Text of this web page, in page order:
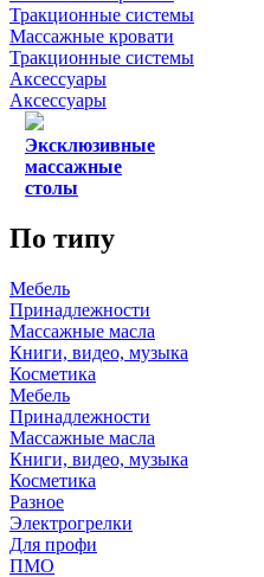
Тракционные системы
Массажные кровати
Тракционные системы
Аксессуары
Аксессуары
Эксклюзивные
массажные
столы
По типу
Мебель
Принадлежности
Массажные масла
Книги, видео, музыка
Косметика
Мебель
Принадлежности
Массажные масла
Книги, видео, музыка
Косметика
Разное
Электрогрелки
Для профи
ПМО